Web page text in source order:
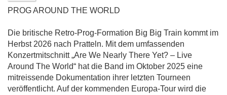
PROG AROUND THE WORLD
Die britische Retro-Prog-Formation Big Big Train kommt im
Herbst 2026 nach Pratteln. Mit dem umfassenden
Konzertmitschnitt „Are We Nearly There Yet? – Live
Around The World“ hat die Band im Oktober 2025 eine
mitreissende Dokumentation ihrer letzten Tourneen
veröffentlicht. Auf der kommenden Europa-Tour wird die